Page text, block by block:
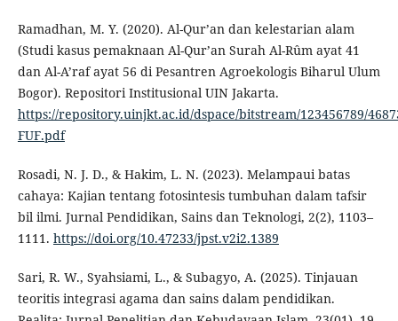
Ramadhan, M. Y. (2020). Al-Qur’an dan kelestarian alam
(Studi kasus pemaknaan Al-Qur’an Surah Al-Rûm ayat 41
dan Al-A’raf ayat 56 di Pesantren Agroekologis Biharul Ulum
Bogor). Repositori Institusional UIN Jakarta.
https://repository.uinjkt.ac.id/dspace/bitstream/123456789/
FUF.pdf
Rosadi, N. J. D., & Hakim, L. N. (2023). Melampaui batas
cahaya: Kajian tentang fotosintesis tumbuhan dalam tafsir
bil ilmi. Jurnal Pendidikan, Sains dan Teknologi, 2(2), 1103–
1111. https://doi.org/10.47233/jpst.v2i2.1389
Sari, R. W., Syahsiami, L., & Subagyo, A. (2025). Tinjauan
teoritis integrasi agama dan sains dalam pendidikan.